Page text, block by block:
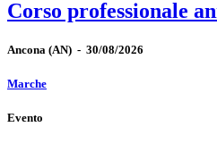
Corso professionale
Ancona (AN) - 30/08/2026
Marche
Evento